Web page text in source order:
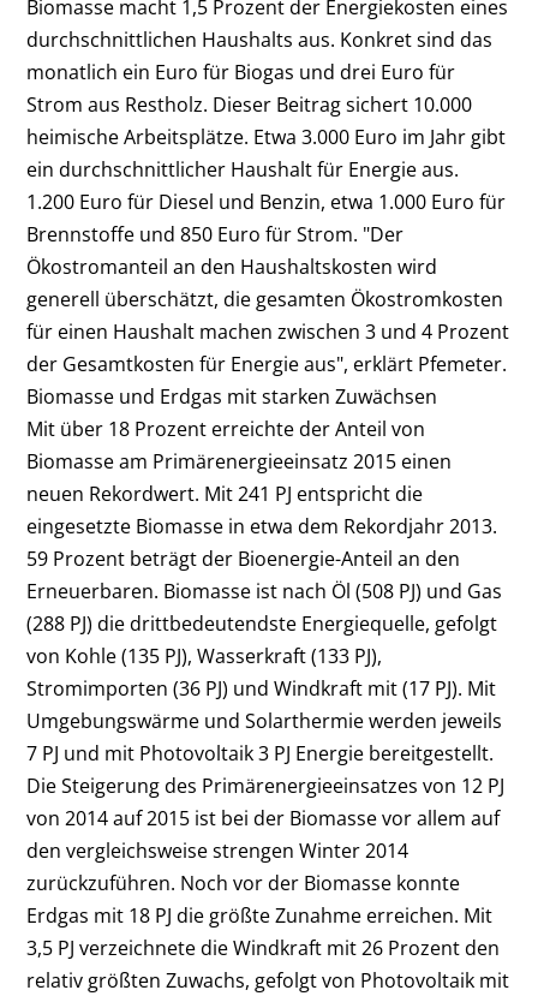
Biomasse macht 1,5 Prozent der Energiekosten eines
durchschnittlichen Haushalts aus. Konkret sind das
monatlich ein Euro für Biogas und drei Euro für
Strom aus Restholz. Dieser Beitrag sichert 10.000
heimische Arbeitsplätze. Etwa 3.000 Euro im Jahr gibt
ein durchschnittlicher Haushalt für Energie aus.
1.200 Euro für Diesel und Benzin, etwa 1.000 Euro für
Brennstoffe und 850 Euro für Strom. "Der
Ökostromanteil an den Haushaltskosten wird
generell überschätzt, die gesamten Ökostromkosten
für einen Haushalt machen zwischen 3 und 4 Prozent
der Gesamtkosten für Energie aus", erklärt Pfemeter.
Biomasse und Erdgas mit starken Zuwächsen
Mit über 18 Prozent erreichte der Anteil von
Biomasse am Primärenergieeinsatz 2015 einen
neuen Rekordwert. Mit 241 PJ entspricht die
eingesetzte Biomasse in etwa dem Rekordjahr 2013.
59 Prozent beträgt der Bioenergie-Anteil an den
Erneuerbaren. Biomasse ist nach Öl (508 PJ) und Gas
(288 PJ) die drittbedeutendste Energiequelle, gefolgt
von Kohle (135 PJ), Wasserkraft (133 PJ),
Stromimporten (36 PJ) und Windkraft mit (17 PJ). Mit
Umgebungswärme und Solarthermie werden jeweils
7 PJ und mit Photovoltaik 3 PJ Energie bereitgestellt.
Die Steigerung des Primärenergieeinsatzes von 12 PJ
von 2014 auf 2015 ist bei der Biomasse vor allem auf
den vergleichsweise strengen Winter 2014
zurückzuführen. Noch vor der Biomasse konnte
Erdgas mit 18 PJ die größte Zunahme erreichen. Mit
3,5 PJ verzeichnete die Windkraft mit 26 Prozent den
relativ größten Zuwachs, gefolgt von Photovoltaik mit